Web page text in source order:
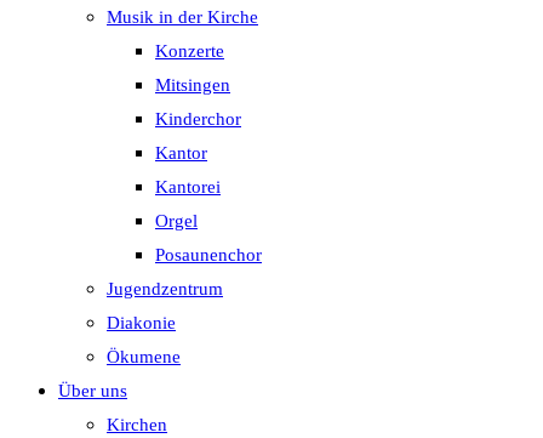
Musik in der Kirche
Konzerte
Mitsingen
Kinderchor
Kantor
Kantorei
Orgel
Posaunenchor
Jugendzentrum
Diakonie
Ökumene
Über uns
Kirchen